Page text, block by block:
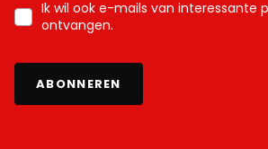
Ik wil ook e-mails van interessante
ontvangen.
ABONNEREN